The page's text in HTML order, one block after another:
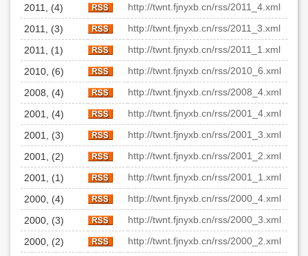
2011, (4)
http://twnt.fjnyxb.cn/rss/2011_4.xml
2011, (3)
http://twnt.fjnyxb.cn/rss/2011_3.xml
2011, (1)
http://twnt.fjnyxb.cn/rss/2011_1.xml
2010, (6)
http://twnt.fjnyxb.cn/rss/2010_6.xml
2008, (4)
http://twnt.fjnyxb.cn/rss/2008_4.xml
2001, (4)
http://twnt.fjnyxb.cn/rss/2001_4.xml
2001, (3)
http://twnt.fjnyxb.cn/rss/2001_3.xml
2001, (2)
http://twnt.fjnyxb.cn/rss/2001_2.xml
2001, (1)
http://twnt.fjnyxb.cn/rss/2001_1.xml
2000, (4)
http://twnt.fjnyxb.cn/rss/2000_4.xml
2000, (3)
http://twnt.fjnyxb.cn/rss/2000_3.xml
2000, (2)
http://twnt.fjnyxb.cn/rss/2000_2.xml